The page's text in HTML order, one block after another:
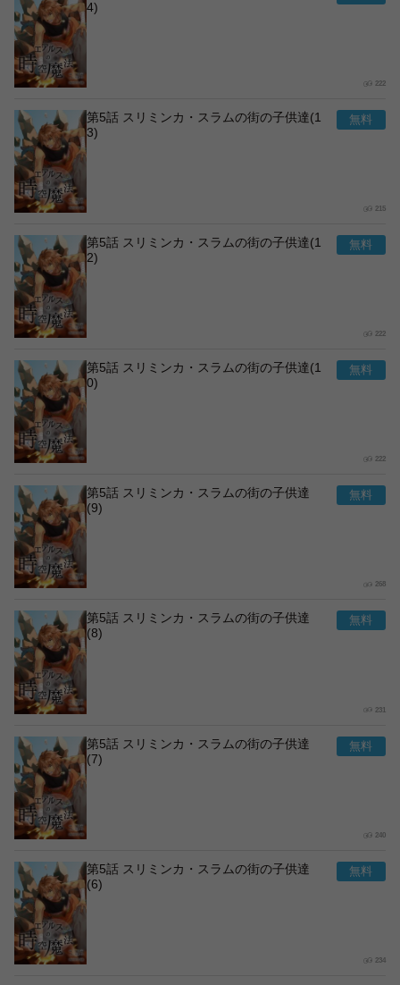
4)
222
第5話 スリミンカ・スラムの街の子供達(1
3)
215
第5話 スリミンカ・スラムの街の子供達(1
2)
222
第5話 スリミンカ・スラムの街の子供達(1
0)
222
第5話 スリミンカ・スラムの街の子供達
(9)
268
第5話 スリミンカ・スラムの街の子供達
(8)
231
第5話 スリミンカ・スラムの街の子供達
(7)
240
第5話 スリミンカ・スラムの街の子供達
(6)
234